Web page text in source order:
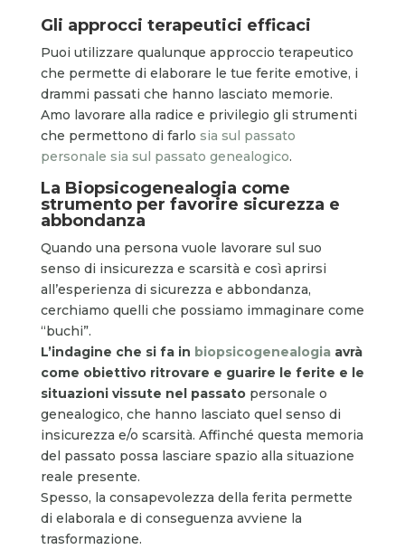
Gli approcci terapeutici efficaci
Puoi utilizzare qualunque approccio terapeutico
che permette di elaborare le tue ferite emotive, i
drammi passati che hanno lasciato memorie.
Amo lavorare alla radice e privilegio gli strumenti
che permettono di farlo sia sul passato
personale sia sul passato genealogico.
La Biopsicogenealogia come
strumento per favorire sicurezza e
abbondanza
Quando una persona vuole lavorare sul suo
senso di insicurezza e scarsità e così aprirsi
all’esperienza di sicurezza e abbondanza,
cerchiamo quelli che possiamo immaginare come
“buchi”.
L’indagine che si fa in biopsicogenealogiaavrà
come obiettivo ritrovare e guarire le ferite e le
situazioni vissute nel passatopersonale o
genealogico, che hanno lasciato quel senso di
insicurezza e/o scarsità. Affinché questa memoria
del passato possa lasciare spazio alla situazione
reale presente.
Spesso, la consapevolezza della ferita permette
di elaborala e di conseguenza avviene la
trasformazione.